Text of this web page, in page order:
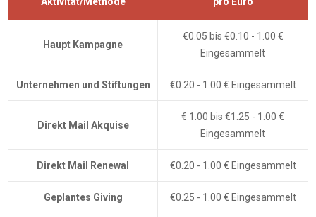
Haupt Kampagne
€0.05 bis €0.10 - 1.00 €
Eingesammelt
Unternehmen und Stiftungen €0.20 - 1.00 € Eingesammelt
Direkt Mail Akquise
€ 1.00 bis €1.25 - 1.00 €
Eingesammelt
Direkt Mail Renewal €0.20 - 1.00 € Eingesammelt
Geplantes Giving €0.25 - 1.00 € Eingesammelt